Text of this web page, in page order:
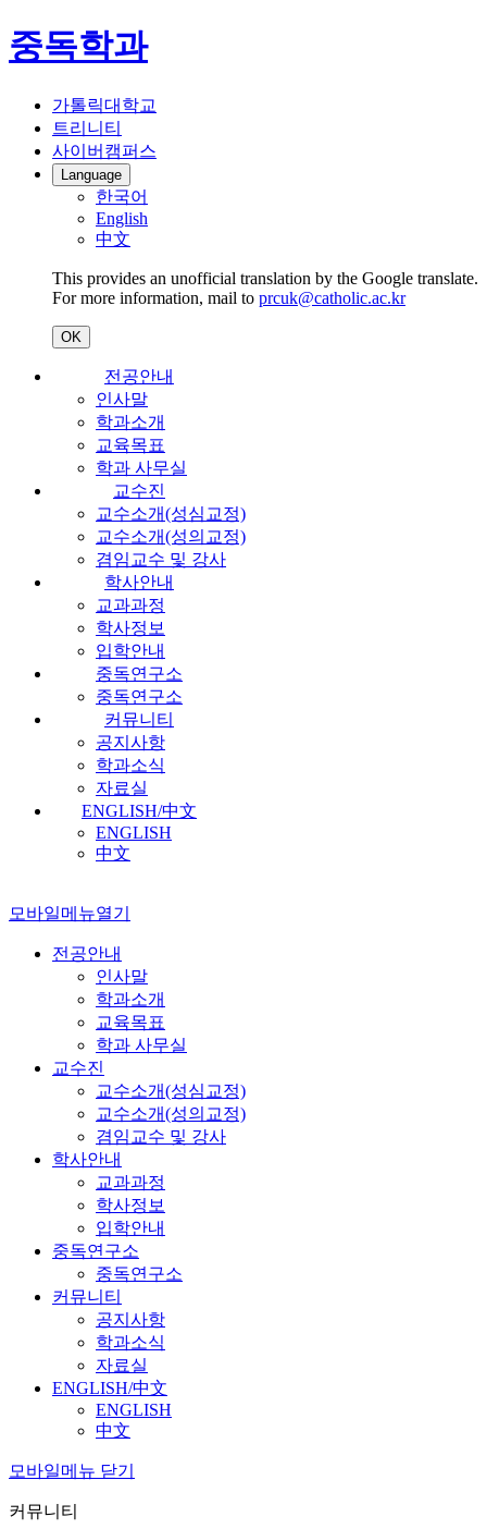
중독학과
가톨릭대학교
트리니티
사이버캠퍼스
Language
한국어
English
中文
This provides an unofficial translation by the Google translate.
For more information, mail to prcuk@catholic.ac.kr
OK
전공안내
인사말
학과소개
교육목표
학과 사무실
교수진
교수소개(성심교정)
교수소개(성의교정)
겸임교수 및 강사
학사안내
교과과정
학사정보
입학안내
중독연구소
중독연구소
커뮤니티
공지사항
학과소식
자료실
ENGLISH/中文
ENGLISH
中文
모바일메뉴열기
전공안내
인사말
학과소개
교육목표
학과 사무실
교수진
교수소개(성심교정)
교수소개(성의교정)
겸임교수 및 강사
학사안내
교과과정
학사정보
입학안내
중독연구소
중독연구소
커뮤니티
공지사항
학과소식
자료실
ENGLISH/中文
ENGLISH
中文
모바일메뉴 닫기
커뮤니티